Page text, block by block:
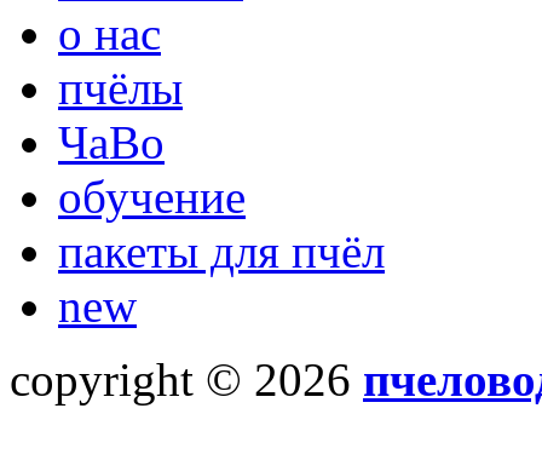
о нас
пчёлы
ЧаВо
обучение
пакеты для пчёл
new
copyright © 2026